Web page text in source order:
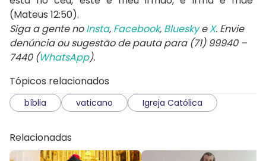
(Mateus 12:50).
Siga a gente noInsta, Facebook, BlueskyeX. Envie
denúncia ou sugestão de pauta para (71) 99940 –
7440 (WhatsApp).
Tópicos relacionados
bíblia vaticano Igreja Católica
Relacionadas